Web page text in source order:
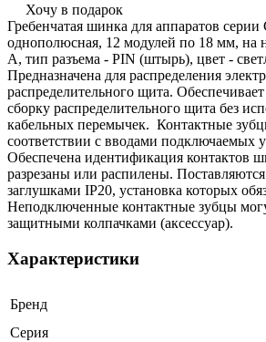
Хочу в подарок
Гребенчатая шинка для аппаратов серии
однополюсная, 12 модулей по 18 мм, на
А, тип разъема - PIN (штырь), цвет -
Предназначена для распределения
распределительного щита.
сборку распределительного щита без
кабельных перемычек. Контактные
соответствии с вводами подключаемых
Обеспечена идентификация контактов
разрезаны или распилены.
заглушками IP20, установка которых
Неподключенные контактные зубцы
защитными колпачками (аксессуар).
Характеристики
Бренд
Серия